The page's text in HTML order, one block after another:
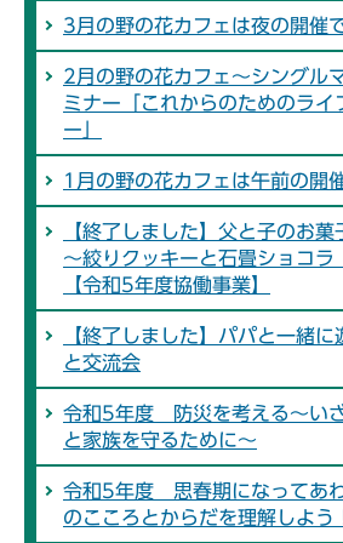
3月の野の花カフェは夜の開催
2月の野の花カフェ～シングル
ミナー「これからのためのライ
ー」
1月の野の花カフェは午前の開
【終了しました】父と子のお
～絞りクッキーと石畳ショコラ
【令和5年度協働事業】
【終了しました】パパと一緒
と交流会
令和5年度 防災を考える～い
と家族を守るために～
令和5年度 思春期になってあ
のこころとからだを理解しよう